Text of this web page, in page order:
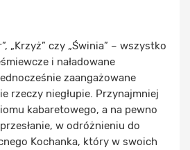
„Krzyż” czy „Świnia” – wszystko
i naładowane
zaangażowane
rzeczy niegłupie. Przynajmniej
kabaretowego, a na pewno
w odróżnieniu do
Kochanka, który w swoich